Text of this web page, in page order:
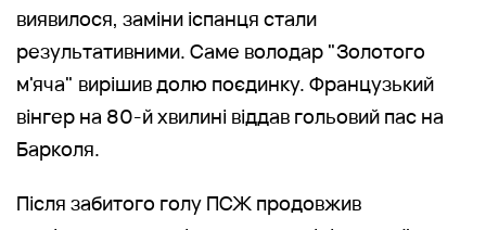
виявилося, заміни іспанця стали
результативними. Саме володар "Золотого
м'яча" вирішив долю поєдинку. Французький
вінгер на 80-й хвилині віддав гольовий пас на
Барколя.
Після забитого голу ПСЖ продовжив